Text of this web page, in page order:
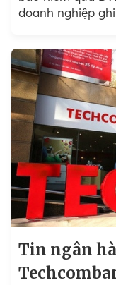
doanh nghiệp
Tin ngân